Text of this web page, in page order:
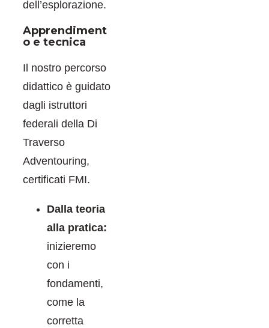
dell’esplorazione.
Apprendiment
o e tecnica
Il nostro percorso
didattico è guidato
dagli istruttori
federali della Di
Traverso
Adventouring,
certificati FMI.
Dalla teoria
alla pratica:
inizieremo
con i
fondamenti,
come la
corretta